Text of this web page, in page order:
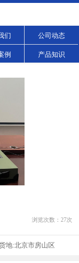
们 公司动态
例 产品知识
浏览次数： 27次
地:北京市房山区